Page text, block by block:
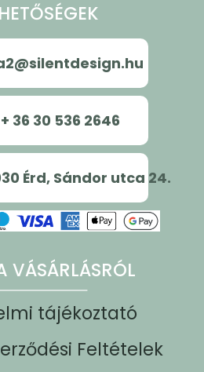
VÁSÁRLÁSRÓL
tájékoztató
Feltételek
+ 36 30 536 2646
Érd, Sándor utca 24.